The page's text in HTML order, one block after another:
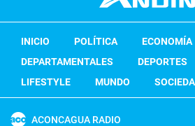
INICIO POLÍTICA ECONOMÍA
DEPARTAMENTALES
DEPORTES
LIFESTYLE
MUNDO
ACONCAGUA RADIO